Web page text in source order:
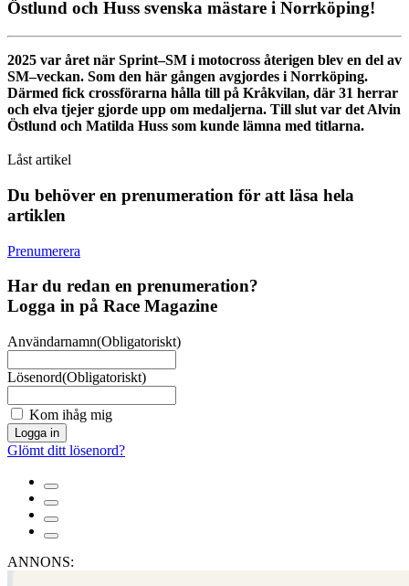
Östlund och Huss svenska mästare i Norrköping!
2025 var året när Sprint–SM i motocross återigen blev en del av
SM–veckan. Som den här gången avgjordes i Norrköping.
Därmed fick crossförarna hålla till på Kråkvilan, där 31 herrar
och elva tjejer gjorde upp om medaljerna. Till slut var det Alvin
Östlund och Matilda Huss som kunde lämna med titlarna.
Låst artikel
Du behöver en prenumeration för att läsa hela
artiklen
Prenumerera
Har du redan en prenumeration?
Logga in på Race Magazine
Användarnamn(Obligatoriskt)
Lösenord(Obligatoriskt)
Kom ihåg mig
Logga in
Glömt ditt lösenord?
ANNONS: